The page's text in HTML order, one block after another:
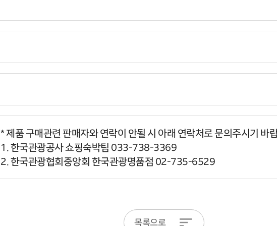
* 제품 구매관련 판매자와 연락이 안될 시 아래 연락처로 문의주시기 바
1. 한국관광공사 쇼핑숙박팀 033-738-3369
2. 한국관광협회중앙회 한국관광명품점 02-735-6529
목록으로